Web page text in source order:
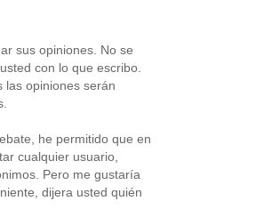
sus opiniones. No se
con lo que escribo.
las opiniones serán
he permitido que en
cualquier usuario,
Pero me gustaría
dijera usted quién